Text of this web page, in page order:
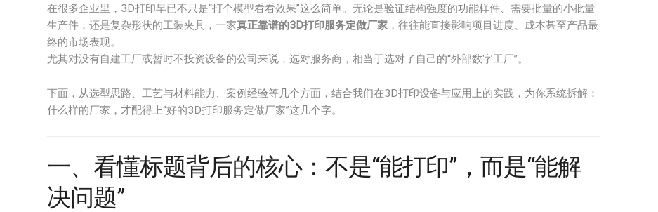
在很多企业里，3D打印早已不只是“打个模型看看效果”这么简单。无论是验证结构强度的功能样件、需要批量的小批量
生产件，还是复杂形状的工装夹具，一家真正靠谱的3D打印服务定做厂家 ，往往能直接影响项目进度、成本甚至产品最
终的市场表现。
尤其对没有自建工厂或暂时不投资设备的公司来说，选对服务商，相当于选对了自己的“外部数字工厂”。
下面，从选型思路、工艺与材料能力、案例经验等几个方面，结合我们在3D打印设备与应用上的实践，为你系统拆解：
什么样的厂家，才配得上“好的3D打印服务定做厂家”这几个字。
一、看懂标题背后的核心：不是“能打印”，而是“能解
决问题”